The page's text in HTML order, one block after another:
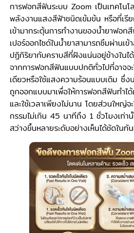
การฟอกสีฟันระบบ Zoom เป็นเทคโน
พลังงานแสงสีฟ้าชนิดเข้มข้น หรือที่เรี
เข้ามากระตุ้นการทำงานของน้ำยาฟอกสี
เปอร์ออกไซด์ในน้ำยาสามารถซึมผ่านเ
ปฏิกิริยากับคราบสีที่ฝังแน่นอยู่ข้างในไ
จากการฟอกสีฟันแบบปกติทั่วไปที่อาจจ
เดียวหรือใช้แสงความร้อนแบบเดิม ซึ่
ถูกออกแบบมาเพื่อให้การฟอกสีฟันทำได้
และใช้เวลาเพียงไม่นาน โดยส่วนใหญ่จ
กรรมไม่เกิน 45 นาทีถึง 1 ชั่วโมงเท่
สว่างขึ้นหลายระดับอย่างเห็นได้ชัดในทั